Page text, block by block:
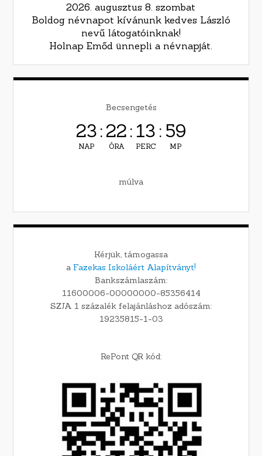
2026. augusztus 8. szombat
Boldog névnapot kívánunk kedves László
nevű látogatóinknak!
Holnap Emőd ünnepli a névnapját.
Becsengetés
23
NAP
:22
ÓRA
: 13
PERC
: 58
MP
múlva
Kérjük, támogassa
a Fazekas Iskoláért Alapítványt!
Bankszámlaszám:
11600006-00000000-85356414
SZJA 1 százalék felajánláshoz adószám:
19235815-1-03
RePont QR kód: